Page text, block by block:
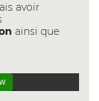
avoir
ainsi que